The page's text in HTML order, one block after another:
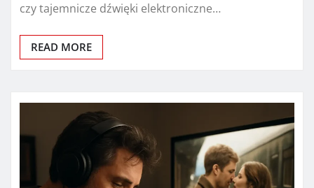
czy tajemnicze dźwięki elektroniczne…
READ MORE